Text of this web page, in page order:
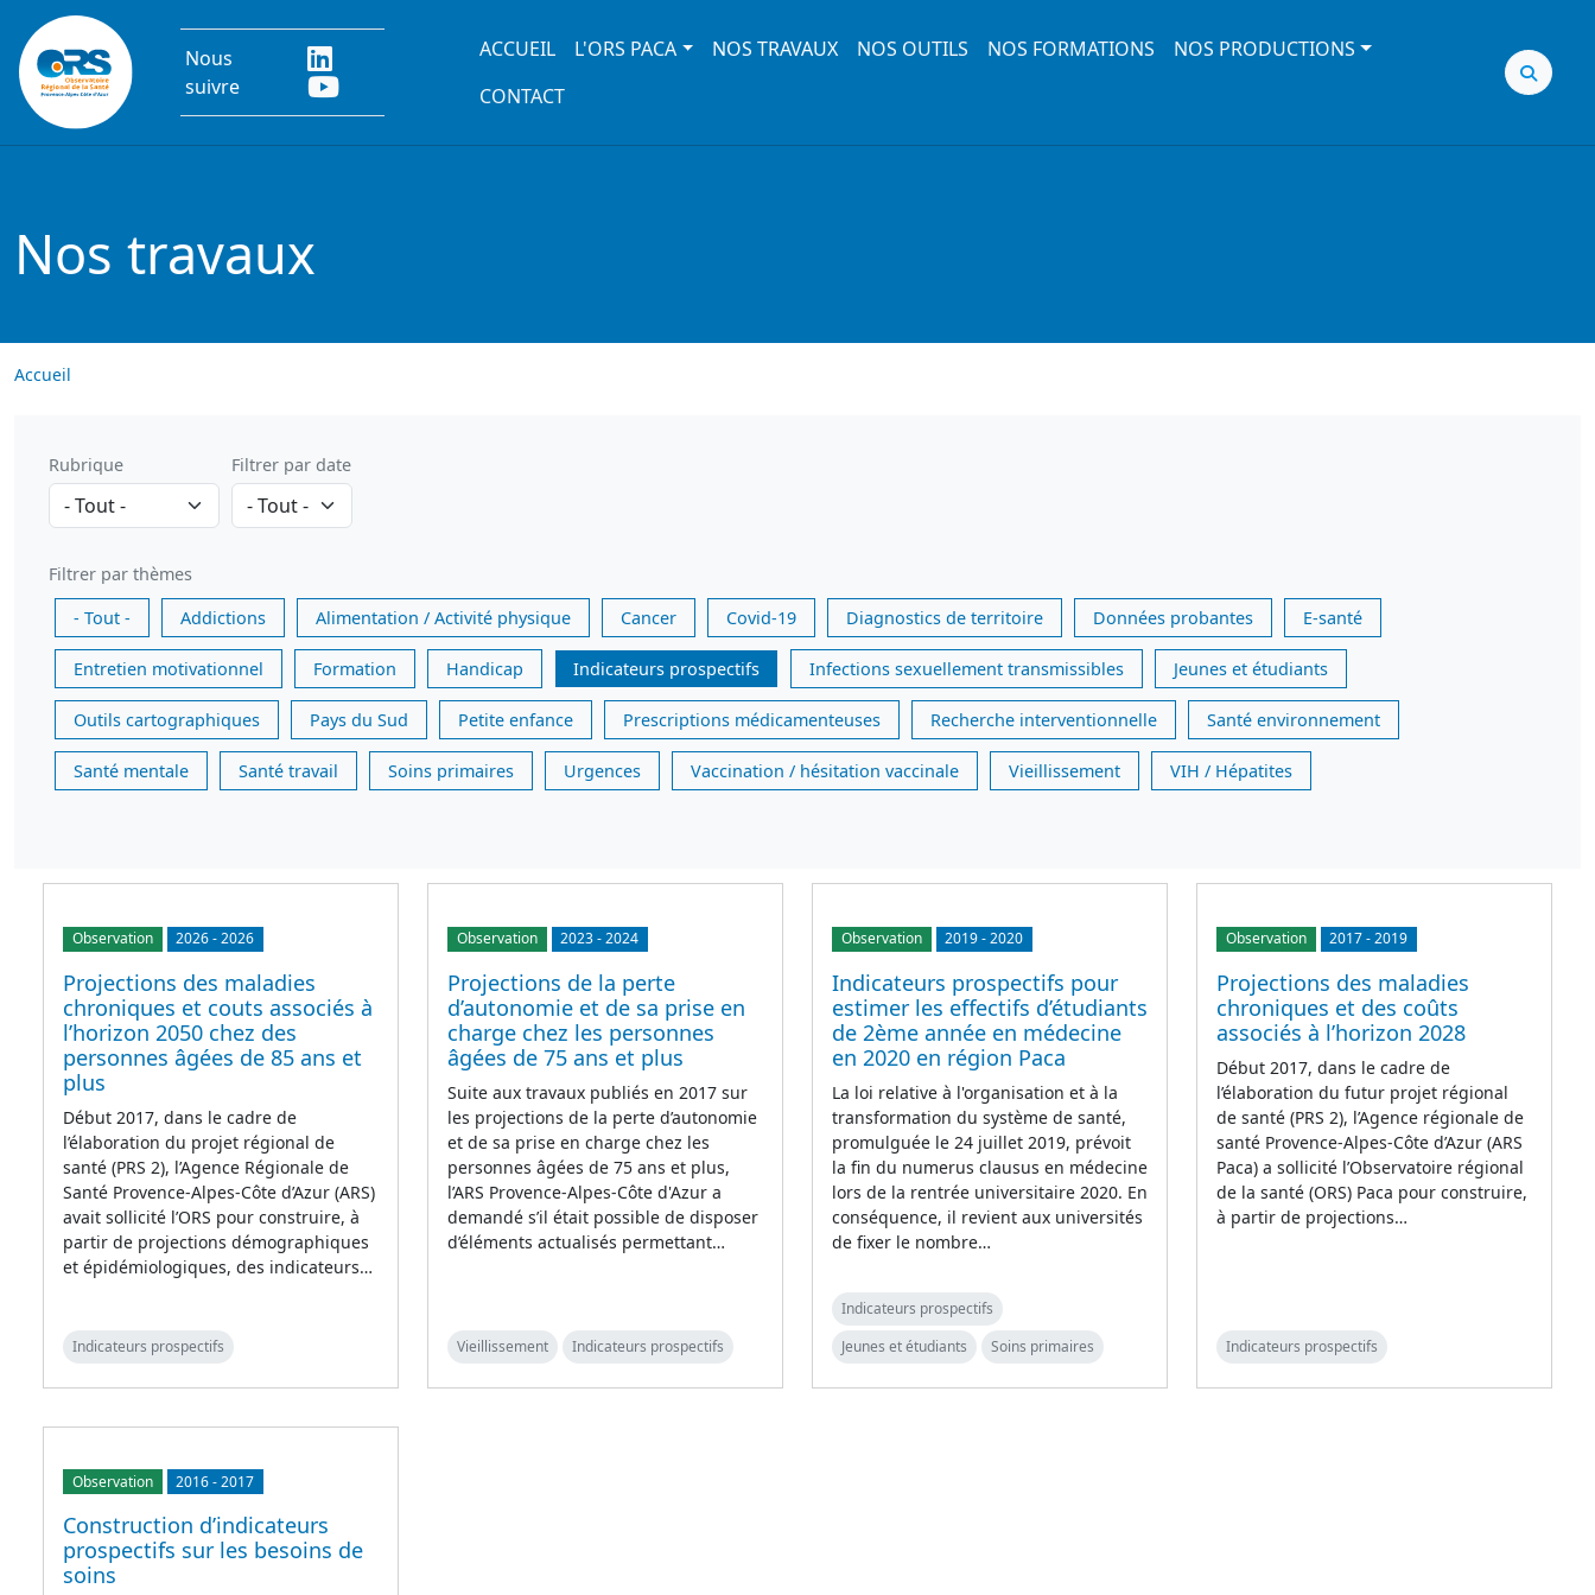
Aller au contenu principal
Nous
suivre
Main navigation
ACCUEIL L'ORS PACA NOS TRAVAUX NOS OUTILS NOS FORMATIONS
NOS PRODUCTIONS
CONTACT
Nos travaux
Accueil
Rubrique Filtrer par date
Filtrer par thèmes
- Tout -
Addictions Alimentation / Activité physique Cancer Covid-19 Diagnostics de territoire Données probantes E-santé
Entretien motivationnel Formation Handicap Indicateurs prospectifs Infections sexuellement transmissibles Jeunes et étudiants
Outils cartographiques Pays du Sud Petite enfance Prescriptions médicamenteuses Recherche interventionnelle Santé environnement
Santé mentale Santé travail Soins primaires Urgences Vaccination / hésitation vaccinale Vieillissement VIH / Hépatites
Observation 2026-2026
Projections des maladies
chroniques et couts associés à
l’horizon 2050 chez des
personnes âgées de 85 ans et
plus
Début 2017, dans le cadre de
l’élaboration du projet régional de
santé (PRS 2), l’Agence Régionale de
Santé Provence-Alpes-Côte d’Azur (ARS)
avait sollicité l’ORS pour construire, à
partir de projections démographiques
et épidémiologiques, des indicateurs…
Indicateurs prospectifs
Observation 2023-2024
Projections de la perte
d’autonomie et de sa prise en
charge chez les personnes
âgées de 75 ans et plus
Suite aux travaux publiés en 2017 sur
les projections de la perte d’autonomie
et de sa prise en charge chez les
personnes âgées de 75 ans et plus,
l’ARS Provence-Alpes-Côte d'Azur a
demandé s’il était possible de disposer
d’éléments actualisés permettant…
Vieillissement Indicateurs prospectifs
Observation 2019-2020
Indicateurs prospectifs pour
estimer les effectifs d’étudiants
de 2ème année en médecine
en 2020 en région Paca
La loi relative à l'organisation et à la
transformation du système de santé,
promulguée le 24 juillet 2019, prévoit
la fin du numerus clausus en médecine
lors de la rentrée universitaire 2020. En
conséquence, il revient aux universités
de fixer le nombre…
Indicateurs prospectifs
Jeunes et étudiants
Soins primaires
Observation 2017-2019
Projections des maladies
chroniques et des coûts
associés à l’horizon 2028
Début 2017, dans le cadre de
l’élaboration du futur projet régional
de santé (PRS 2), l’Agence régionale de
santé Provence-Alpes-Côte d’Azur (ARS
Paca) a sollicité l’Observatoire régional
de la santé (ORS) Paca pour construire,
à partir de projections…
Indicateurs prospectifs
Observation 2016-2017
Construction d’indicateurs
prospectifs sur les besoins de
soins